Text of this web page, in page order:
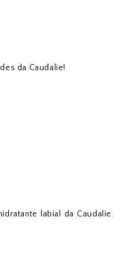
da Caudalie!
labial da Caudalie.